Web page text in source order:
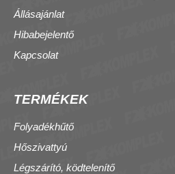
Állásajánlat
Hibabejelentő
Kapcsolat
TERMÉKEK
Folyadékhűtő
Hőszivattyú
Légszárító, ködtelenítő